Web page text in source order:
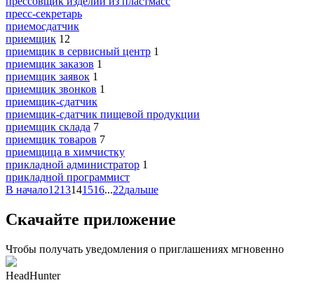
пресс-секретарь
приемосдатчик
приемщик 12
приемщик в сервисный центр 1
приемщик заказов 1
приемщик заявок 1
приемщик звонков 1
приемщик-сдатчик
приемщик-сдатчик пищевой продукции
приемщик склада 7
приемщик товаров 7
приемщица в химчистку
прикладной администратор 1
прикладной программист
В начало1213141516...22дальше
Скачайте приложение
Чтобы получать уведомления о приглашениях мгновенно
HeadHunter